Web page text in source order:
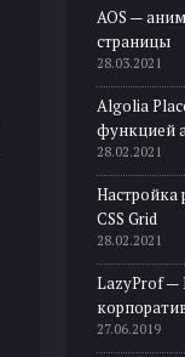
AOS —
страницы
28.03.2021
Algolia
функцией
28.02.2021
Настройка
CSS Grid
28.02.2021
LazyProf —
27.06.2019